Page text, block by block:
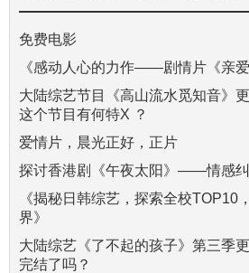
免费电影
《感动人心的力作——剧情片《亲爱
大陆综艺节目《高山流水觅知音》
这个节目有何特X ？
爱情片，晨光正好，正片
探讨香港剧《午夜太阳》——情感
《揭秘日韩综艺，探索全校TOP10
界》
大陆综艺《了不起的孩子》第三季
完结了吗？